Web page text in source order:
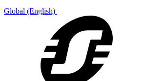
Global (English)